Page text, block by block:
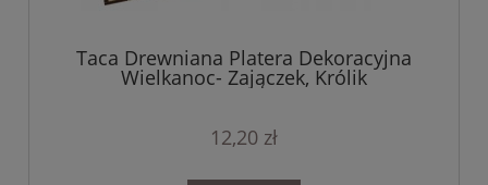
Taca Drewniana Platera Dekoracyjna
Wielkanoc- Zajączek, Królik
12,20 zł